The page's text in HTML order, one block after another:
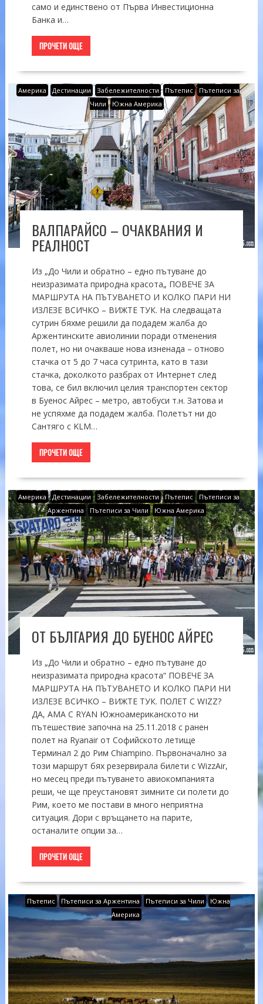
само и единствено от Първа Инвестиционна
Банка и…
ПРОЧЕТИ ОЩЕ
Америка Дестинации Забележителности Пътепис
Пътеписи за
Чили
Южна Америка
ВАЛПАРАЙСО – ОЧАКВАНИЯ И
РЕАЛНОСТ
Из „До Чили и обратно – едно пътуване до
неизразимата природна красота„ ПОВЕЧЕ ЗА
МАРШРУТА НА ПЪТУВАНЕТО И КОЛКО ПАРИ НИ
ИЗЛЕЗЕ ВСИЧКО – ВИЖТЕ ТУК. На следващата
сутрин бяхме решили да подадем жалба до
Аржентинските авиолинии поради отменения
полет, но ни очакваше нова изненада – отново
стачка от 5 до 7 часа сутринта, като в тази
стачка, доколкото разбрах от Интернет след
това, се бил включил целия транспортен сектор
в Буенос Айрес – метро, автобуси т.н. Затова и
не успяхме да подадем жалба. Полетът ни до
Сантяго с KLM…
ПРОЧЕТИ ОЩЕ
Америка Дестинации Забележителности Пътепис
Пътеписи за
Аржентина
Пътеписи за Чили Южна Америка
ОТ БЪЛГАРИЯ ДО БУЕНОС АЙРЕС
Из „До Чили и обратно – едно пътуване до
неизразимата природна красота“ ПОВЕЧЕ ЗА
МАРШРУТА НА ПЪТУВАНЕТО И КОЛКО ПАРИ НИ
ИЗЛЕЗЕ ВСИЧКО – ВИЖТЕ ТУК. ПОЛЕТ С WIZZ?
ДА, АМА С RYAN Южноамериканското ни
пътешествие започна на 25.11.2018 с ранен
полет на Ryanair от Софийското летище
Терминал 2 до Рим Chiampino. Първоначално за
този маршрут бях резервирала билети с WizzAir,
но месец преди пътуването авиокомпанията
реши, че ще преустановят зимните си полети до
Рим, което ме постави в много неприятна
ситуация. Дори с връщането на парите,
останалите опции за…
ПРОЧЕТИ ОЩЕ
Пътепис Пътеписи за Аржентина Пътеписи за Чили
Южна
Америка